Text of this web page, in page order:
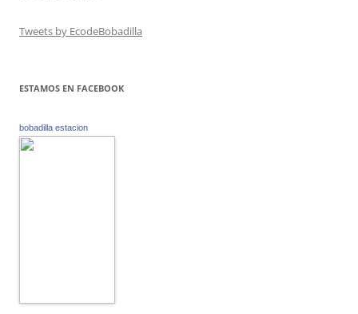
Tweets by EcodeBobadilla
ESTAMOS EN FACEBOOK
bobadilla estacion